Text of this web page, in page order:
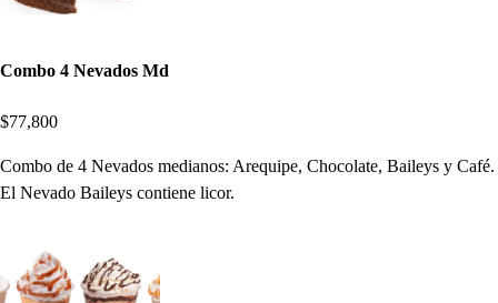
Combo 4 Nevados Md
$77,800
Combo de 4 Nevados medianos: Arequipe, Chocolate, Baileys y Café.
El Nevado Baileys contiene licor.